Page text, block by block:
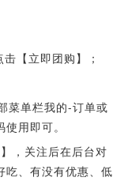
【立即团购】；
菜单栏我的-订单或
用即可。
，关注后在后台对
吃、有没有优惠、低